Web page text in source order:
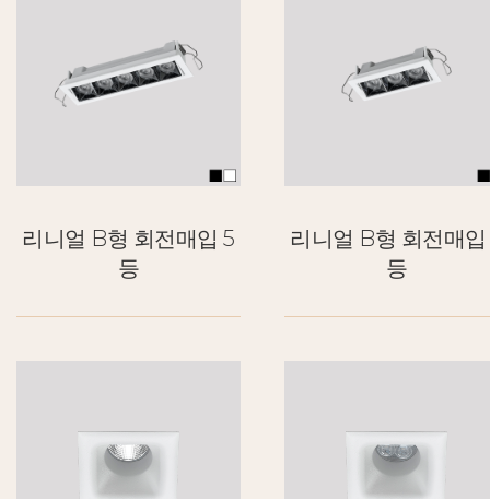
리니얼 B형 회전매입 5
등
리니얼 B형 회전매입
등